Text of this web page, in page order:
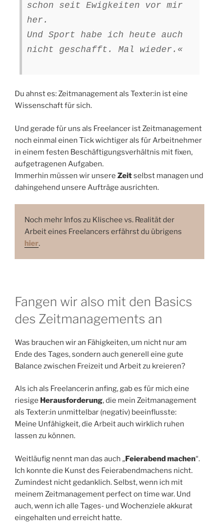
schon seit Ewigkeiten vor mir
her.
Und Sport habe ich heute auch
nicht geschafft. Mal wieder.«
Du ahnst es: Zeitmanagement als Texter:in ist eine
Wissenschaft für sich.
Und gerade für uns als Freelancer ist Zeitmanagement
noch einmal einen Tick wichtiger als für Arbeitnehmer
in einem festen Beschäftigungsverhältnis mit fixen,
aufgetragenen Aufgaben.
Immerhin müssen wir unsere Zeitselbst managen und
dahingehend unsere Aufträge ausrichten.
Noch mehr Infos zu Klischee vs. Realität der
Arbeit eines Freelancers erfährst du übrigens
hier.
Fangen wir also mit den Basics
des Zeitmanagements an
Was brauchen wir an Fähigkeiten, um nicht nur am
Ende des Tages, sondern auch generell eine gute
Balance zwischen Freizeit und Arbeit zu kreieren?
Als ich als Freelancerin anfing, gab es für mich eine
riesige Herausforderung, die mein Zeitmanagement
als Texter:in unmittelbar (negativ) beeinflusste:
Meine Unfähigkeit, die Arbeit auch wirklich ruhen
lassen zu können.
Weitläufig nennt man das auch „Feierabend machen“.
Ich konnte die Kunst des Feierabendmachens nicht.
Zumindest nicht gedanklich. Selbst, wenn ich mit
meinem Zeitmanagement perfect on time war. Und
auch, wenn ich alle Tages- und Wochenziele akkurat
eingehalten und erreicht hatte.